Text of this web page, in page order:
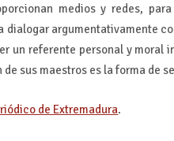
medios y redes,
dialogar argumentativamente
un referente personal y moral
sus maestros es la forma de
de Extremadura.